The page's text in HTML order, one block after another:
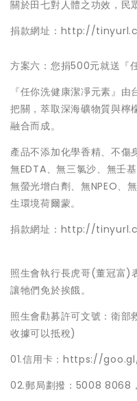
關於田七對人體之功效，民
捐款網址：http://
方案六：您捐500元就送『
『任你洗健康潔凈元素』
把關，萃取深海礦物質與檸
融合而成。
產品不添加化學香精、不傷
無EDTA、無三氯沙、無壬
無螢光增白劑、無NPEO、
生環境荷爾蒙。
捐款網址：http://
照生會執行長虎哥(董冠富)
讓牠們免於挨餓。
照生會勸募許可文號：衛部
收據可以抵稅)
01.信用卡：https://
02.郵局劃撥：5008 8068